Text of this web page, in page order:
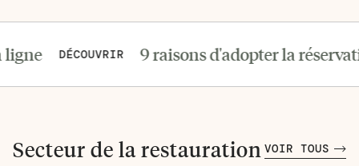
DÉCOUVRIR 9 raisons d'adopter la réservation en
9
Secteur de la restauration VOIR TOUS